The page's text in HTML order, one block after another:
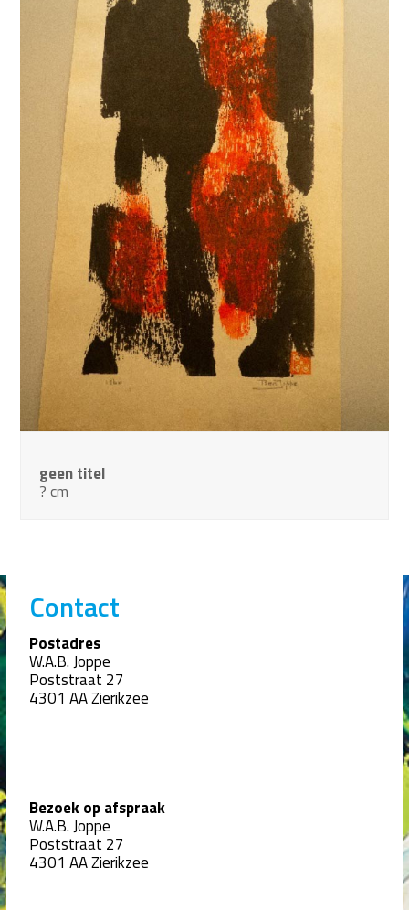
geen titel
? cm
Contact
Postadres
W.A.B. Joppe
Poststraat 27
4301 AA Zierikzee
Bezoek op afspraak
W.A.B. Joppe
Poststraat 27
4301 AA Zierikzee